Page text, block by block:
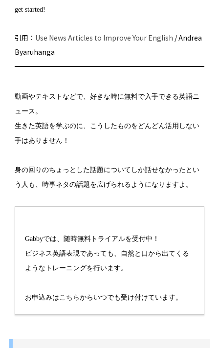
get started!
引用： Use News Articles to Improve Your English / Andrea
Byaruhanga
動画やテキストなどで、好きな時に無料で入手できる英語ニ
ュース。
生きた英語を学ぶのに、こうしたものをどんどん活用しない
手はありません！
身の回りのちょっとした話題についてしか話せなかったとい
う人も、時事ネタの話題を広げられるようになりますよ。
Gabbyでは、随時無料トライアルを受付中！
ビジネス英語表現であっても、自然と口から出てくる
ようなトレーニングを行います。
お申込みは こちらからいつでも受け付けています。